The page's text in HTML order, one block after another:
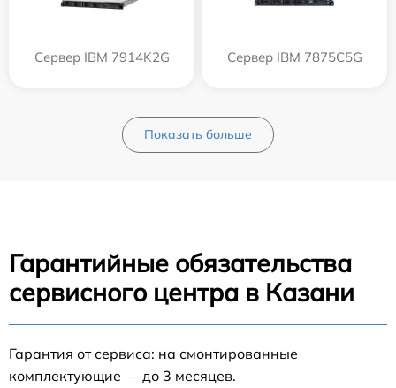
Сервер IBM 7914K2G Сервер IBM 7875C5G
Показать больше
Гарантийные обязательства
сервисного центра в Казани
Гарантия от сервиса: на смонтированные
комплектующие — до 3 месяцев.